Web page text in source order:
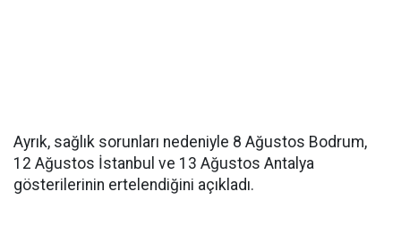
Ayrık, sağlık sorunları nedeniyle 8 Ağustos Bodrum,
12 Ağustos İstanbul ve 13 Ağustos Antalya
gösterilerinin ertelendiğini açıkladı.